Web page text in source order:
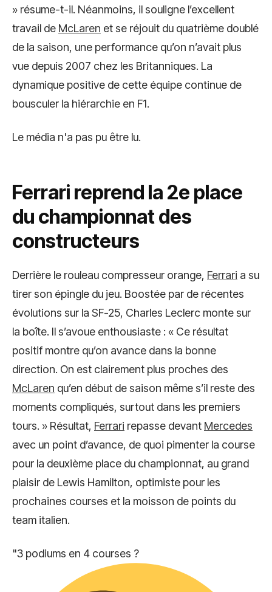
» résume-t-il. Néanmoins, il souligne l’excellent
travail de McLaren et se réjouit du quatrième doublé
de la saison, une performance qu’on n’avait plus
vue depuis 2007 chez les Britanniques. La
dynamique positive de cette équipe continue de
bousculer la hiérarchie en F1.
Le média n'a pas pu être lu.
Ferrari reprend la 2e place
du championnat des
constructeurs
Derrière le rouleau compresseur orange, Ferrari a su
tirer son épingle du jeu. Boostée par de récentes
évolutions sur la SF-25, Charles Leclerc monte sur
la boîte. Il s’avoue enthousiaste : « Ce résultat
positif montre qu’on avance dans la bonne
direction. On est clairement plus proches des
McLaren qu’en début de saison même s’il reste des
moments compliqués, surtout dans les premiers
tours. » Résultat, Ferrari repasse devant Mercedes
avec un point d’avance, de quoi pimenter la course
pour la deuxième place du championnat, au grand
plaisir de Lewis Hamilton, optimiste pour les
prochaines courses et la moisson de points du
team italien.
"3 podiums en 4 courses ?